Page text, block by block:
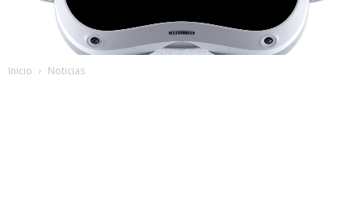
Inicio Noticias